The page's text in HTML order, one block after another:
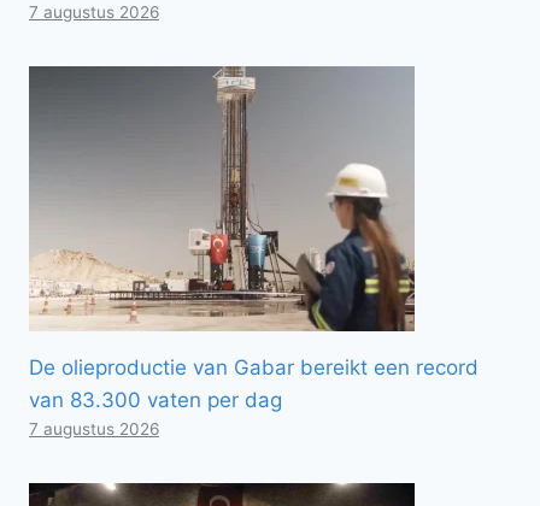
7 augustus 2026
De olieproductie van Gabar bereikt een record
van 83.300 vaten per dag
7 augustus 2026